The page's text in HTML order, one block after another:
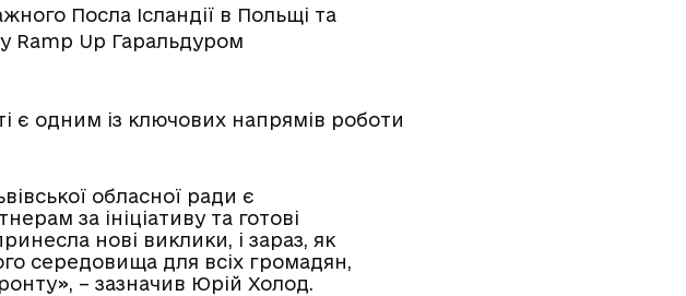
Посла Ісландії в Польщі та
Ramp Up Гаральдуром
є одним із ключових напрямів роботи
обласної ради є
за ініціативу та готові
нові виклики, і зараз, як
середовища для всіх громадян,
– зазначив Юрій Холод.